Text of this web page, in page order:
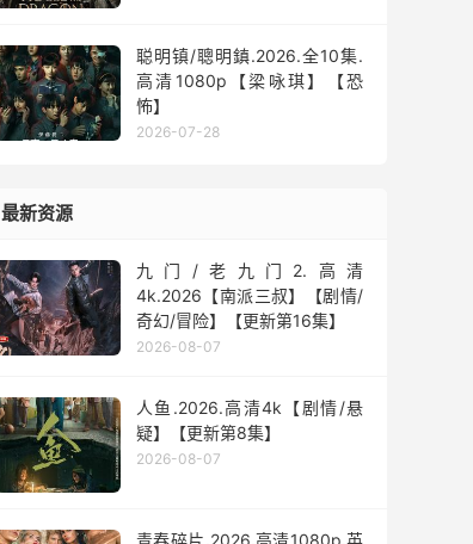
聪明镇/聰明鎮.2026.全10集.
高清1080p【梁咏琪】【恐
怖】
2026-07-28
最新资源
九门/老九门2.高清
4k.2026【南派三叔】【剧情/
奇幻/冒险】【更新第16集】
2026-08-07
人鱼.2026.高清4k【剧情/悬
疑】【更新第8集】
2026-08-07
青春碎片.2026.高清1080p.英